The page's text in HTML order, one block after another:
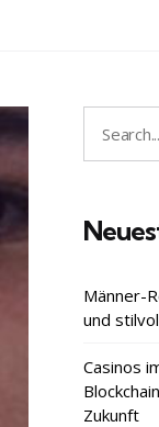
Search
for:
Männer-
und
Casinos
Zukunft